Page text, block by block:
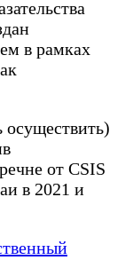
в рамках
осуществить)
от CSIS
в 2021 и